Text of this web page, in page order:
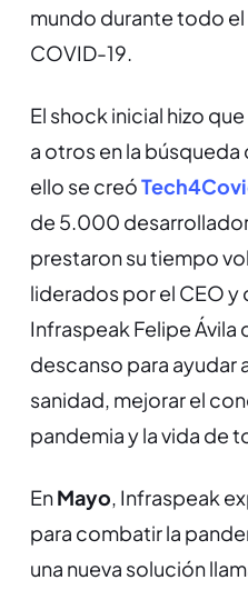
mundo durante todo el
COVID-19.
El shock inicial hizo
a otros en la
ello se creó
de 5.000
prestaron su tiempo
liderados por el CEO
Infraspeak FelipeÁvila
descanso para ayudar
sanidad, mejorar el
pandemia y la vida de
EnMayo, Infraspeak
para combatir la
una nueva solución